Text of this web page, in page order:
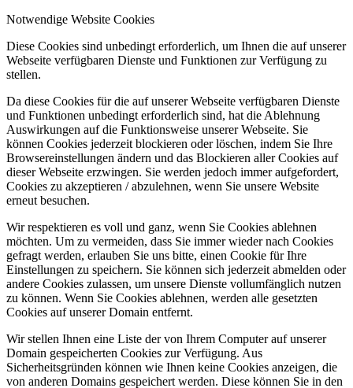
Notwendige Website Cookies
Diese Cookies sind unbedingt erforderlich, um Ihnen die auf unserer
Webseite verfügbaren Dienste und Funktionen zur Verfügung zu
stellen.
Da diese Cookies für die auf unserer Webseite verfügbaren Dienste
und Funktionen unbedingt erforderlich sind, hat die Ablehnung
Auswirkungen auf die Funktionsweise unserer Webseite. Sie
können Cookies jederzeit blockieren oder löschen, indem Sie Ihre
Browsereinstellungen ändern und das Blockieren aller Cookies auf
dieser Webseite erzwingen. Sie werden jedoch immer aufgefordert,
Cookies zu akzeptieren / abzulehnen, wenn Sie unsere Website
erneut besuchen.
Wir respektieren es voll und ganz, wenn Sie Cookies ablehnen
möchten. Um zu vermeiden, dass Sie immer wieder nach Cookies
gefragt werden, erlauben Sie uns bitte, einen Cookie für Ihre
Einstellungen zu speichern. Sie können sich jederzeit abmelden oder
andere Cookies zulassen, um unsere Dienste vollumfänglich nutzen
zu können. Wenn Sie Cookies ablehnen, werden alle gesetzten
Cookies auf unserer Domain entfernt.
Wir stellen Ihnen eine Liste der von Ihrem Computer auf unserer
Domain gespeicherten Cookies zur Verfügung. Aus
Sicherheitsgründen können wie Ihnen keine Cookies anzeigen, die
von anderen Domains gespeichert werden. Diese können Sie in den